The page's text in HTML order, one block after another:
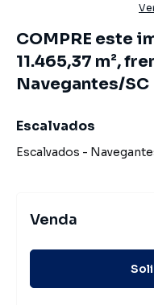
COMPRE este
11.465,37 m²,
Navegantes/SC
Escalvados
Escalvados -
Venda